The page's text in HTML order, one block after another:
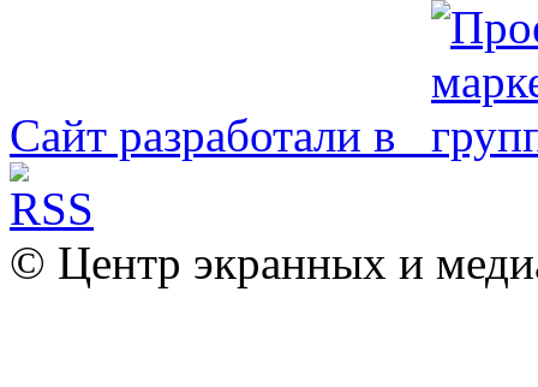
Сайт разработали в
© Центр экранных и